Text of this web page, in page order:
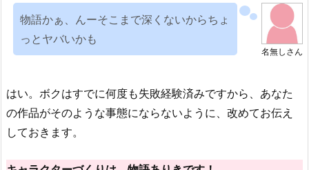
名無しさん
物語かぁ、んーそこまで深くないからちょ
っとヤバいかも
はい。ボクはすでに何度も失敗経験済みですから、あなた
の作品がそのような事態にならないように、改めてお伝え
しておきます。